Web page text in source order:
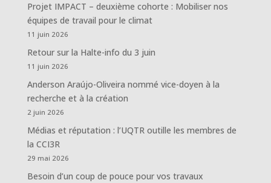
Projet IMPACT – deuxième cohorte : Mobiliser nos
équipes de travail pour le climat
11 juin 2026
Retour sur la Halte-info du 3 juin
11 juin 2026
Anderson Araújo-Oliveira nommé vice-doyen à la
recherche et à la création
2 juin 2026
Médias et réputation : l’UQTR outille les membres de
la CCI3R
29 mai 2026
Besoin d’un coup de pouce pour vos travaux